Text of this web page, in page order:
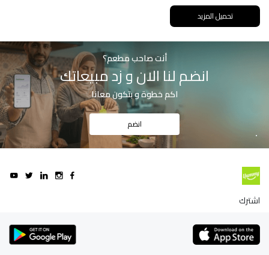
تحميل المزيد
أنت صاحب مطعم؟
انضم لنا الان و زد مبيعاتك
اكم خطوة و بتكون معانا
انضم
اشترك